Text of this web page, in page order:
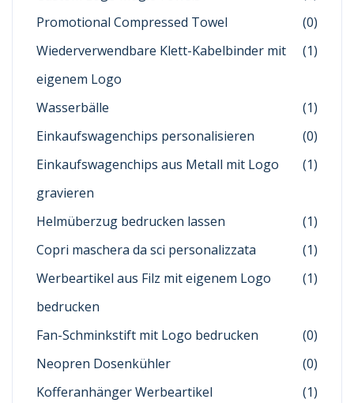
Promotional Compressed Towel
(0)
Wiederverwendbare Klett-Kabelbinder mit
eigenem Logo
(1)
Wasserbälle
(1)
Einkaufswagenchips personalisieren
(0)
Einkaufswagenchips aus Metall mit Logo
gravieren
(1)
Helmüberzug bedrucken lassen
(1)
Copri maschera da sci personalizzata
(1)
Werbeartikel aus Filz mit eigenem Logo
bedrucken
(1)
Fan-Schminkstift mit Logo bedrucken
(0)
Neopren Dosenkühler
(0)
Kofferanhänger Werbeartikel
(1)